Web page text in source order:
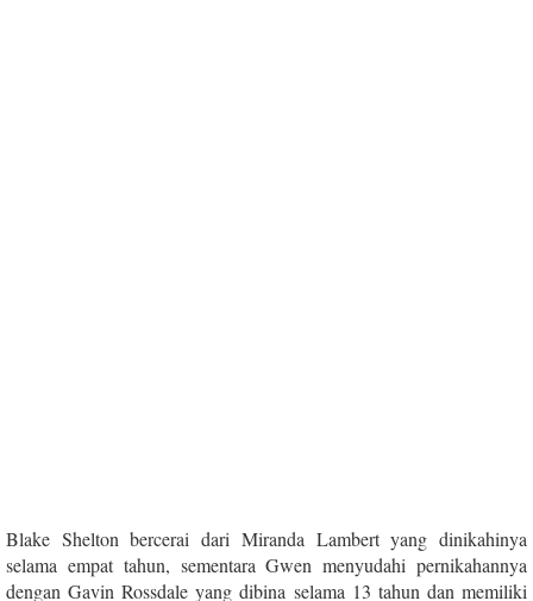
Blake Shelton bercerai dari Miranda Lambert yang dinikahinya
selama empat tahun, sementara Gwen menyudahi pernikahannya
dengan Gavin Rossdale yang dibina selama 13 tahun dan memiliki